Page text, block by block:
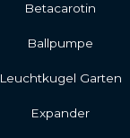
Betacarotin
Ballpumpe
Leuchtkugel Garten
Expander